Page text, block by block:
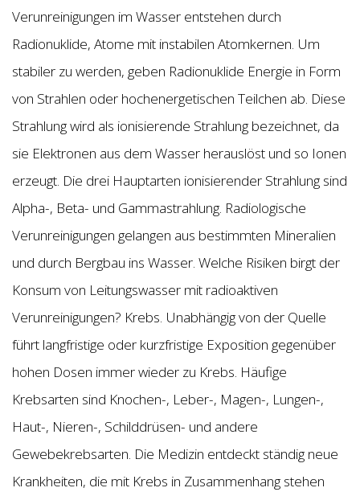
Verunreinigungen im Wasser entstehen durch
Radionuklide, Atome mit instabilen Atomkernen. Um
stabiler zu werden, geben Radionuklide Energie in Form
von Strahlen oder hochenergetischen Teilchen ab. Diese
Strahlung wird als ionisierende Strahlung bezeichnet, da
sie Elektronen aus dem Wasser herauslöst und so Ionen
erzeugt. Die drei Hauptarten ionisierender Strahlung sind
Alpha-, Beta- und Gammastrahlung. Radiologische
Verunreinigungen gelangen aus bestimmten Mineralien
und durch Bergbau ins Wasser. Welche Risiken birgt der
Konsum von Leitungswasser mit radioaktiven
Verunreinigungen? Krebs. Unabhängig von der Quelle
führt langfristige oder kurzfristige Exposition gegenüber
hohen Dosen immer wieder zu Krebs. Häufige
Krebsarten sind Knochen-, Leber-, Magen-, Lungen-,
Haut-, Nieren-, Schilddrüsen- und andere
Gewebekrebsarten. Die Medizin entdeckt ständig neue
Krankheiten, die mit Krebs in Zusammenhang stehen